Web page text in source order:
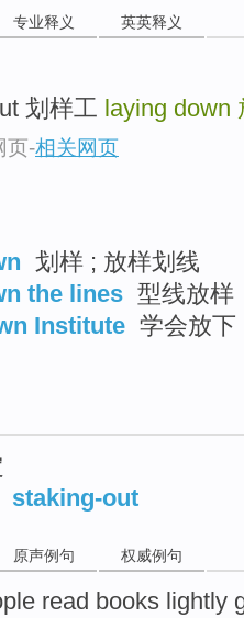
专业释义 英英释义
划样工 laying down
页-相关网页
划样 ; 放样划线
the lines 型线放样
Institute 学会放下
staking-out
原声例句 权威例句
read books lightly